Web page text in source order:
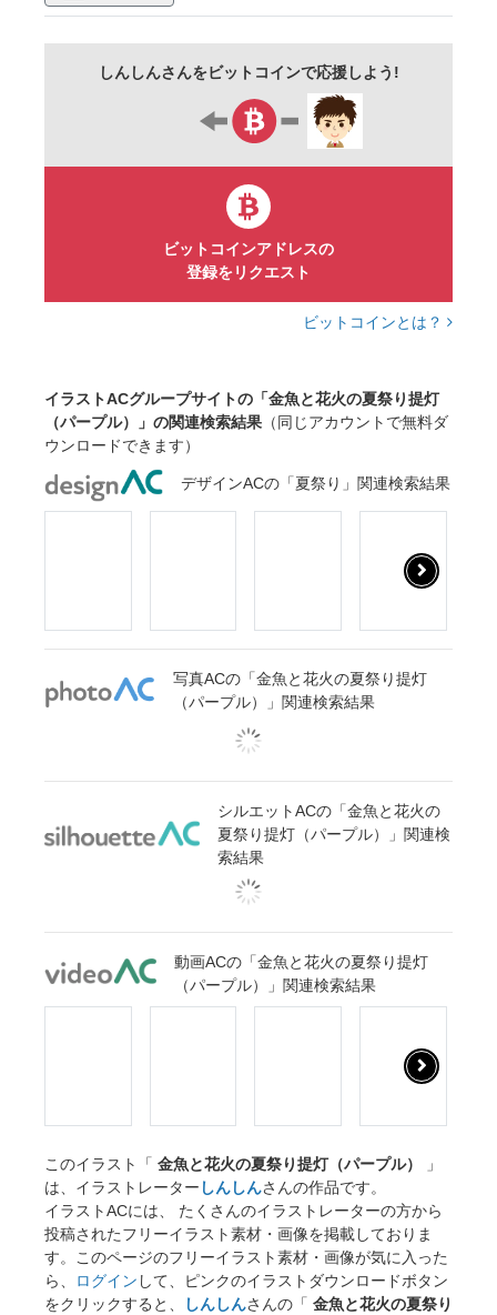
しんしんさんをビットコインで応援しよう!
ビットコインアドレスの
登録をリクエスト
ビットコインとは？
イラストACグループサイトの「金魚と花火の夏祭り提灯
（パープル）」の関連検索結果 （同じアカウントで無料ダ
ウンロードできます）
デザインACの「夏祭り」関連検索結果
写真ACの「金魚と花火の夏祭り提灯
（パープル）」関連検索結果
シルエットACの「金魚と花火の
夏祭り提灯（パープル）」関連検
索結果
動画ACの「金魚と花火の夏祭り提灯
（パープル）」関連検索結果
このイラスト「 金魚と花火の夏祭り提灯（パープル）
」
は、イラストレーター しんしんさんの作品です。
イラストACには、 たくさんのイラストレーターの方から
投稿されたフリーイラスト素材・画像を掲載しておりま
す。このページのフリーイラスト素材・画像が気に入った
ら、
ログイン して、ピンクのイラストダウンロードボタン
をクリックすると、
しんしんさんの「 金魚と花火の夏祭り